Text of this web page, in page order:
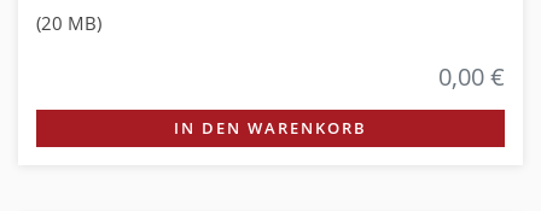
(20 MB)
0,00 €
IN DEN WARENKORB